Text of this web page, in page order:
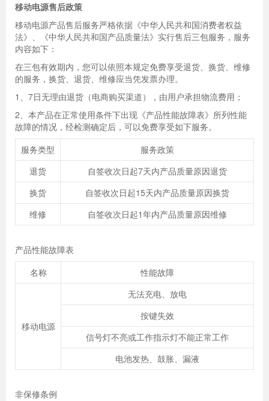
移动电源售后政策
移动电源产品售后服务严格依据《中华人民共和国消费者权益
法》、《中华人民共和国产品质量法》实行售后三包服务，服务
内容如下：
在三包有效期内，您可以依照本规定免费享受退货、换货、维修
的服务，换货、退货、维修应当凭发票办理。
1、7日无理由退货（电商购买渠道），由用户承担物流费用；
2、本产品在正常使用条件下出现《产品性能故障表》所列性能
故障的情况，经检测确定后，可以免费享受如下服务。
服务类型
服务政策
退货
自签收次日起7天内产品质量原因退货
换货
自签收次日起15天内产品质量原因换货
维修
自签收次日起1年内产品质量原因维修
产品性能故障表
名称
性能故障
移动电源
无法充电、放电
按键失效
信号灯不亮或工作指示灯不能正常工作
电池发热、鼓胀、漏液
非保修条例